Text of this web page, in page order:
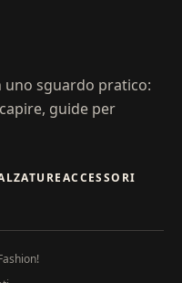
uno sguardo pratico:
guide per
ACCESSORI